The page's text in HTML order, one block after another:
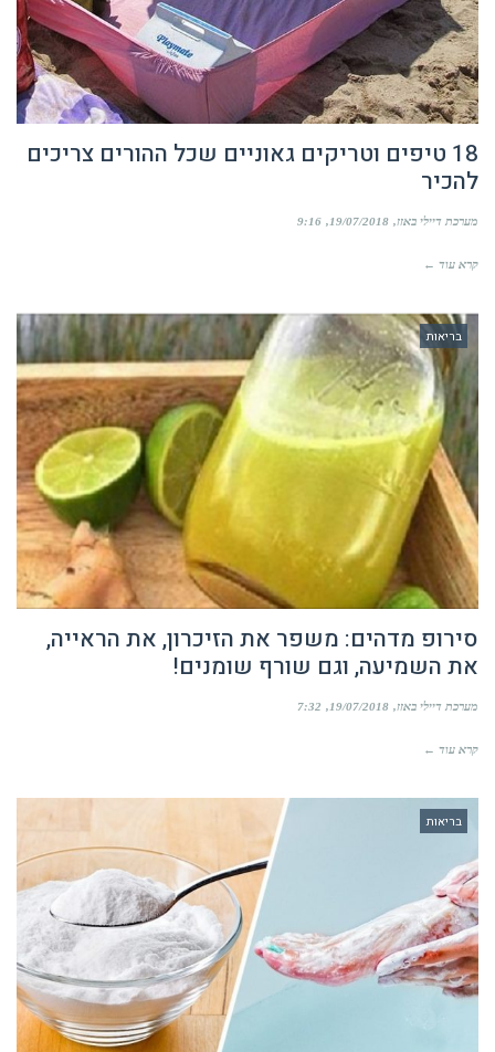
18 טיפים וטריקים גאוניים שכל ההורים צריכים
להכיר
מערכת דיילי באזז 19/07/2018
9:16
קרא עוד ←
בריאות
סירופ מדהים: משפר את הזיכרון, את הראייה,
את השמיעה, וגם שורף שומנים!
מערכת דיילי באזז 19/07/2018
7:32
קרא עוד ←
בריאות